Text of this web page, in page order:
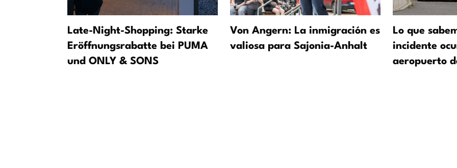
Late-Night-Shopping: Starke
Eröffnungsrabatte bei PUMA
und ONLY & SONS
Von Angern: La inmigración es
valiosa para Sajonia-Anhalt
Lo que
incidente
aeropuerto